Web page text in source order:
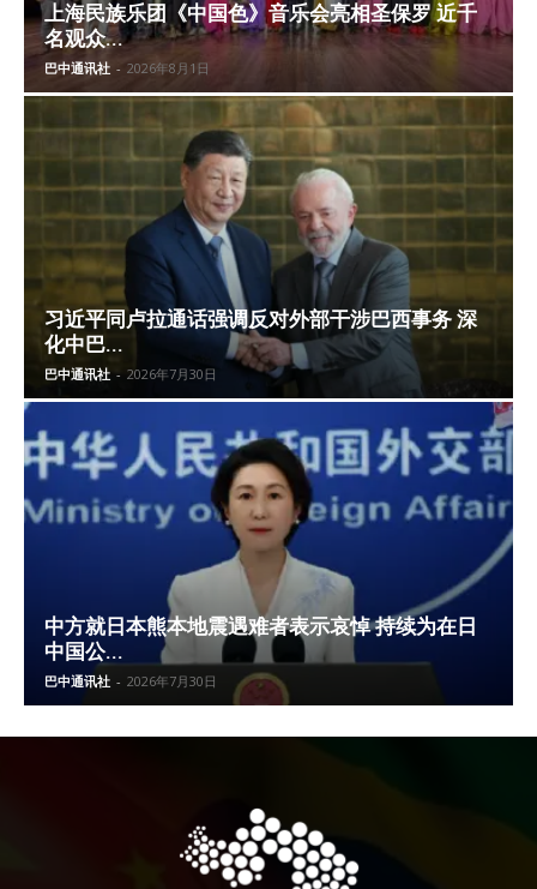
上海民族乐团《中国色》音乐会亮相圣保罗 近千
名观众...
巴中通讯社 - 2026年8月1日
习近平同卢拉通话强调反对外部干涉巴西事务 深
化中巴...
巴中通讯社 - 2026年7月30日
中方就日本熊本地震遇难者表示哀悼 持续为在日
中国公...
巴中通讯社 - 2026年7月30日